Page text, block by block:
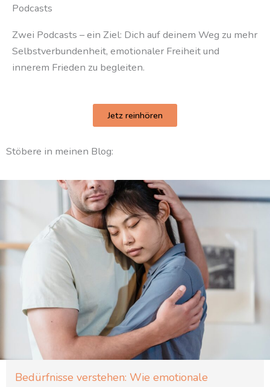
Podcasts
Zwei Podcasts – ein Ziel: Dich auf deinem Weg zu mehr
Selbstverbundenheit, emotionaler Freiheit und
innerem Frieden zu begleiten.
Jetz reinhören
Stöbere in meinen Blog:
Bedürfnisse verstehen: Wie emotionale